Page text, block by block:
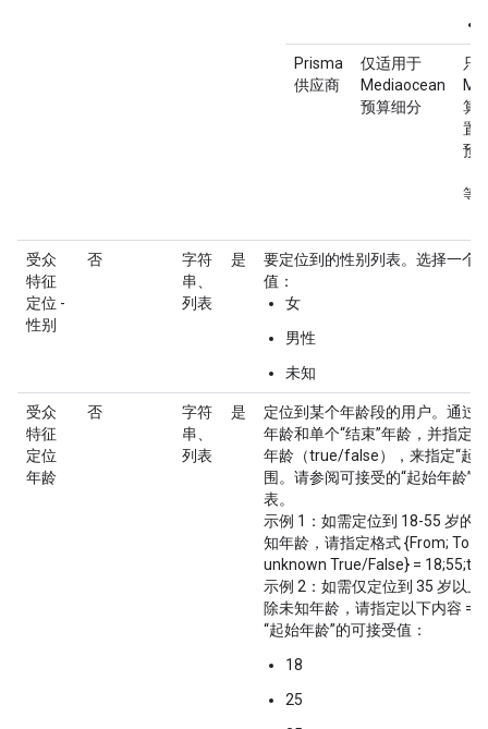
Prisma
供应商
仅适用于
Mediaocean
预算细分
只
算
置
预
等
受众
特征
定位 -
性别
否
字符
串、
列表
是
要定位到的性别列表。选择一个
值：
女
男性
未知
受众
特征
定位
年龄
否
字符
串、
列表
是
定位到某个年龄段的用户。通过
年龄和单个“结束”年龄，并指定
年龄（true/false），来指定“起
围。请参阅可接受的“起始年龄”/
表。
示例 1：如需定位到 18-55 岁的
知年龄，请指定格式 {From; To ;
unknown True/False} =
示例 2：如需仅定位到 35 岁以上
除未知年龄，请指定以下内容 =
“起始年龄”的可接受值：
18
25